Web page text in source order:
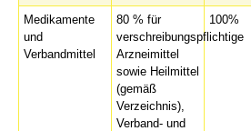
Medikamente
und
Verbandmittel
80 % für
verschreibungspflichtige
Arzneimittel
sowie Heilmittel
(gemäß
Verzeichnis),
Verband- und
100%